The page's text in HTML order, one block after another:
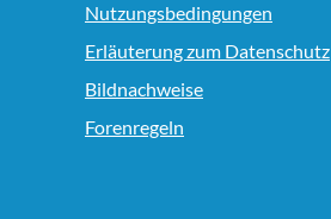
Nutzungsbedingungen
Erläuterung zum Datenschutz
Bildnachweise
Forenregeln